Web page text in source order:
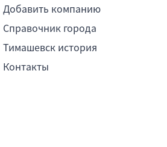
Добавить компанию
Справочник города
Тимашевск история
Контакты